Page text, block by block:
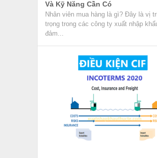
Và Kỹ Năng Cần Có
Nhân viên mua hàng là gì? Đây là vị
trọng trong các công ty xuất nhập
đảm...